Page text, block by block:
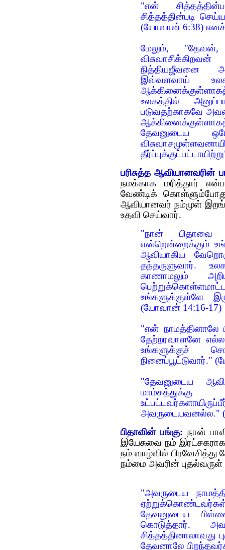
"என்
சித்தத்தின்படி
(யோவான் 6:38)
மேலும், "தேவன்,
நித்தியஜீவனை
இவ்வளவாய்
உலகத்தில்
படுவதற்காகவே
தேவனுடைய
பரிசுத்த ஆவியானவரின்
நமக்காக மரித்தார்
வேண்டிக்
ஆவியானவர் நம்முள்
உதவி செய்வார்.
"நான் பிதாவை
என்றென்றைக்கும்
ஆவியாகிய
தந்தருளுவார்.
காணாமலும்
உங்களுக்குள்ளே
(யோவான் 14:16-17)
"என் நாமத்தினாலே
தேற்றரவாளனே
உங்களுக்குச்
நினைப்பூட்டுவார்." (
"தேவனுடைய
மாம்சத்துக்கு
அவருடையவனல்ல." (
பிதாவின் பங்கு: நான்
இயேசுவை நம்
நம் வாழ்வில்
நம்மை அவரின் புதல்வருள்
"அவருடைய
தேவனுடைய
கொடுத்தார்.
சித்தத்தினாலாவது
தேவனாலே